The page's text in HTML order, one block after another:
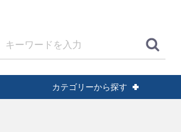
カテゴリーから探す